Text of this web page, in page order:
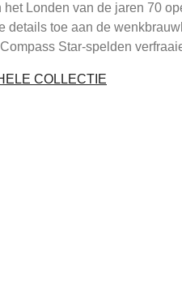
Londen van de jaren 70
details toe aan de
Star-spelden
COLLECTIE